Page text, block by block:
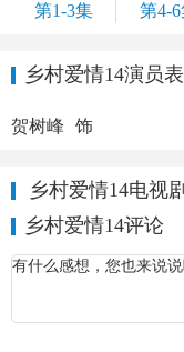
第1-3集 第4-
乡村爱情14演员表
刘能
贺树峰
饰
乡村爱情14电视
乡村爱情14评论